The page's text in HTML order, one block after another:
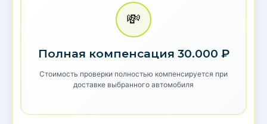
💸
Полная компенсация 30.000 ₽
Стоимость проверки полностью компенсируется при
доставке выбранного автомобиля